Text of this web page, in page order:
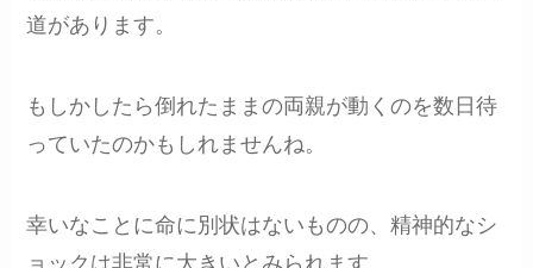
道があります。
もしかしたら倒れたままの両親が動くのを数日待
っていたのかもしれませんね。
幸いなことに命に別状はないものの、精神的なシ
ョックは非常に大きいとみられます。